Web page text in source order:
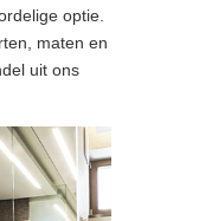
optie.
maten en
uit ons